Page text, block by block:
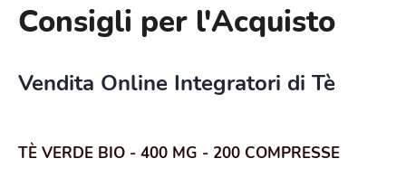
Consigli per l'Acquisto
Vendita Online Integratori di Tè
TÈ VERDE BIO - 400 MG - 200 COMPRESSE